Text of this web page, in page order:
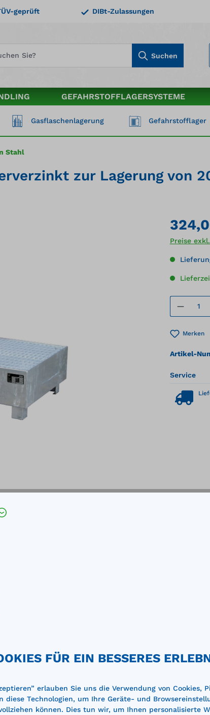
geprüft DIBt-Zulassungen
Suchen
GEFAHRSTOFFLAGERSYSTEME
Gasflaschenlagerung Gefahrstofflager
Stahl
zur Lagerung von
Preise
Merken
Artikel-
Service
kombinierbar
1-3
Kategorien 1-4
FÜR EIN BESSERES
erlauben Sie uns die Verwendung von Cookies,
diese Technologien, um Ihre Geräte- und
können. Dies tun wir, um Ihnen personalisierte